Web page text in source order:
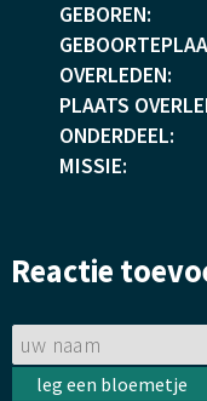
inhoud
GEBOREN:
OVERLEDEN:
PLAATS
ONDERDEEL:
MISSIE:
Reactie